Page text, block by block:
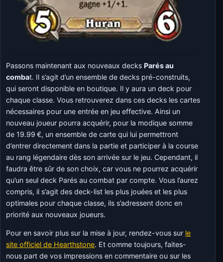
Passons maintenant aux nouveaux decks Parés au
combat. Il s’agit d’un ensemble de decks pré-construits,
qui seront disponible en boutique. Il y aura un deck pour
chaque classe. Vous retrouverez dans ces decks les cartes
nécessaires pour une entrée en jeu effective. Ainsi un
nouveau joueur pourra acquérir, pour la modique somme
de 19.99 €, un ensemble de carte qui lui permettront
d’entrer directement dans la partie et participer à la course
au rang légendaire dès son arrivée sur le jeu. Cependant, il
faudra être sûr de son choix, car vous ne pourrez acquérir
qu’un seul deck Parés au combat par compte. Vous l’aurez
compris, il s’agit des deck-list les plus jouées et les plus
optimales pour chaque classe, ils s’adressent donc en
priorité aux nouveaux joueurs.
Pour en savoir plus sur la mise à jour, rendez-vous sur le
site officiel de Hearthstone. Et comme toujours, faites-
nous part de vos impressions en commentaire ou sur les